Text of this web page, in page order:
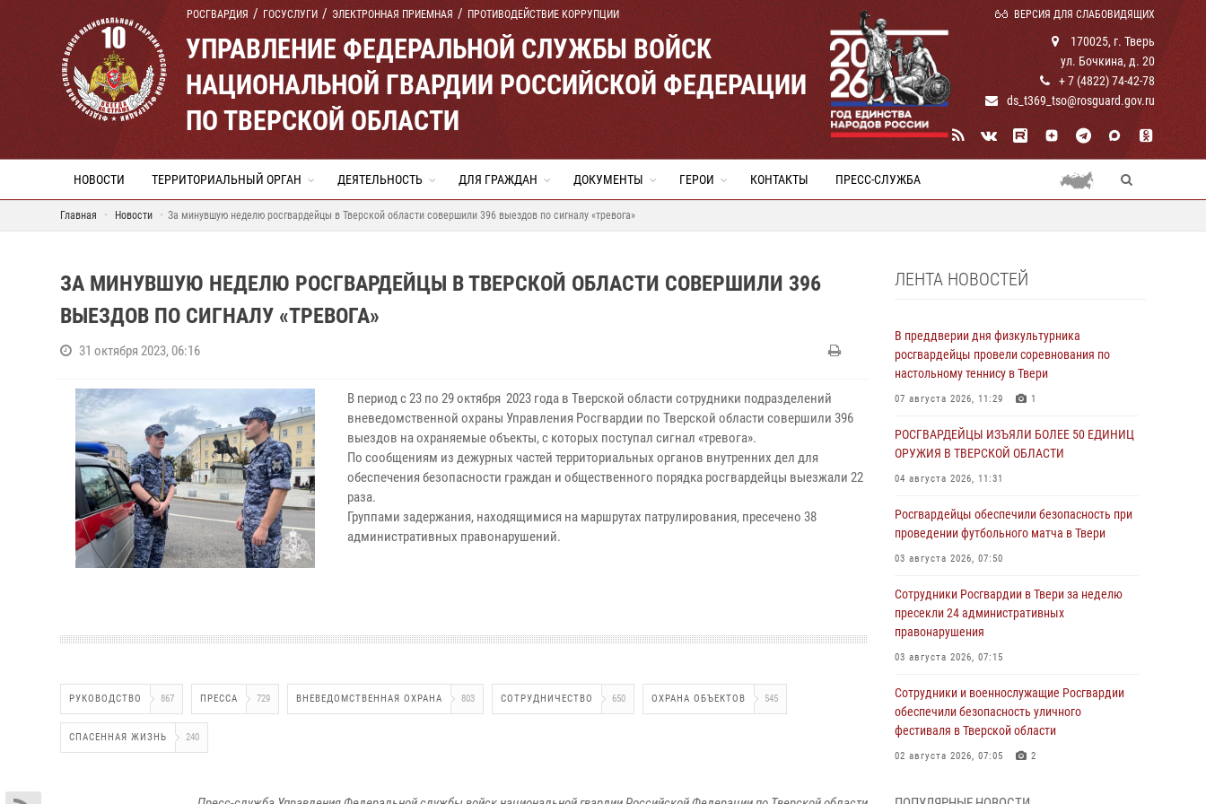
РОСГВАРДИЯ ГОСУСЛУГИ ЭЛЕКТРОННАЯ ПРИЕМНАЯ ПРОТИВОДЕЙСТВИЕ КОРРУПЦИИ ВЕРСИЯ ДЛЯ СЛАБОВИДЯЩИХ
УПРАВЛЕНИЕ ФЕДЕРАЛЬНОЙ СЛУЖБЫ ВОЙСК
НАЦИОНАЛЬНОЙ ГВАРДИИ РОССИЙСКОЙ ФЕДЕРАЦИИ
ПО ТВЕРСКОЙ ОБЛАСТИ
170025, г. Тверь
ул. Бочкина, д. 20
+ 7 (4822) 74-42-78
ds_t369_tso@rosguard.gov.ru
НОВОСТИ ТЕРРИТОРИАЛЬНЫЙ ОРГАН ДЕЯТЕЛЬНОСТЬ ДЛЯ ГРАЖДАН ДОКУМЕНТЫ ГЕРОИ КОНТАКТЫ ПРЕСС-СЛУЖБА
Главная Новости За минувшую неделю росгвардейцы в Тверской области совершили 396 выездов по сигналу «тревога»
ЗА МИНУВШУЮ НЕДЕЛЮ РОСГВАРДЕЙЦЫ В ТВЕРСКОЙ ОБЛАСТИ СОВЕРШИЛИ 396
ВЫЕЗДОВ ПО СИГНАЛУ «ТРЕВОГА»
31 октября 2023, 06:16
В период с 23 по 29 октября 2023 года в Тверской области сотрудники подразделений
вневедомственной охраны Управления Росгвардии по Тверской области совершили 396
выездов на охраняемые объекты, с которых поступал сигнал «тревога».
По сообщениям из дежурных частей территориальных органов внутренних дел для
обеспечения безопасности граждан и общественного порядка росгвардейцы выезжали 22
раза.
Группами задержания, находящимися на маршрутах патрулирования, пресечено 38
административных правонарушений.
РУКОВОДСТВО 867 ПРЕССА 729 ВНЕВЕДОМСТВЕННАЯ ОХРАНА 803 СОТРУДНИЧЕСТВО 650 ОХРАНА ОБЪЕКТОВ 545
СПАСЕННАЯ ЖИЗНЬ 240
ЛЕНТА НОВОСТЕЙ
В преддверии дня физкультурника
росгвардейцы провели соревнования по
настольному теннису в Твери
07 августа 2026, 11:29 1
РОСГВАРДЕЙЦЫ ИЗЪЯЛИ БОЛЕЕ 50 ЕДИНИЦ
ОРУЖИЯ В ТВЕРСКОЙ ОБЛАСТИ
04 августа 2026, 11:31
Росгвардейцы обеспечили безопасность при
проведении футбольного матча в Твери
03 августа 2026, 07:50
Сотрудники Росгвардии в Твери за неделю
пресекли 24 административных
правонарушения
03 августа 2026, 07:15
Сотрудники и военнослужащие Росгвардии
обеспечили безопасность уличного
фестиваля в Тверской области
02 августа 2026, 07:05 2